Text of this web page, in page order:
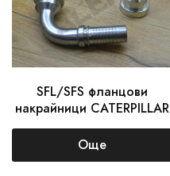
SFL/SFS фланцови
накрайници CATERPILLAR
Още